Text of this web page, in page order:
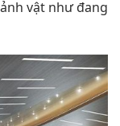
vật như đang